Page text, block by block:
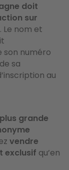
doit
sur
. Le nom et
numéro
sa
au
grande
vendre
exclusif qu’en